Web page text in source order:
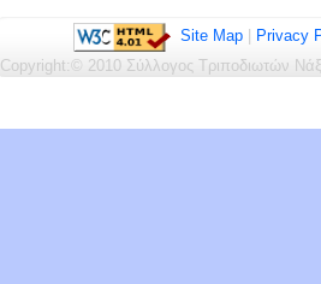
Site Map
Privacy
Copyright:© 2010 Σύλλογος Τριποδιωτών